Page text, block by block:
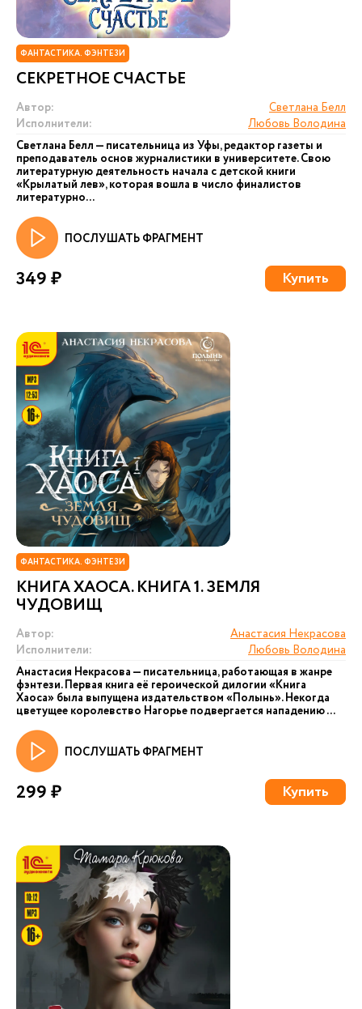
ФАНТАСТИКА. ФЭНТЕЗИ
СЕКРЕТНОЕ СЧАСТЬЕ
Автор:
Светлана Белл
Исполнители:
Любовь Володина
Светлана Белл — писательница из Уфы, редактор газеты и
преподаватель основ журналистики в университете. Свою
литературную деятельность начала с детской книги
«Крылатый лев», которая вошла в число финалистов
литературно...
ПОСЛУШАТЬ ФРАГМЕНТ
349 ₽ Купить
ФАНТАСТИКА. ФЭНТЕЗИ
КНИГА ХАОСА. КНИГА 1. ЗЕМЛЯ
ЧУДОВИЩ
Автор:
Анастасия Некрасова
Исполнители:
Любовь Володина
Анастасия Некрасова — писательница, работающая в жанре
фэнтези. Первая книга её героической дилогии «Книга
Хаоса» была выпущена издательством «Полынь». Некогда
цветущее королевство Нагорье подвергается нападению ...
ПОСЛУШАТЬ ФРАГМЕНТ
299 ₽ Купить